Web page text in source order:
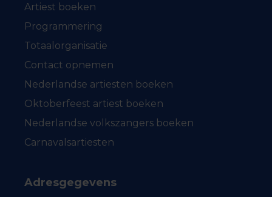
Artiest boeken
Programmering
Totaalorganisatie
Contact opnemen
Nederlandse artiesten boeken
Oktoberfeest artiest boeken
Nederlandse volkszangers boeken
Carnavalsartiesten
Adresgegevens